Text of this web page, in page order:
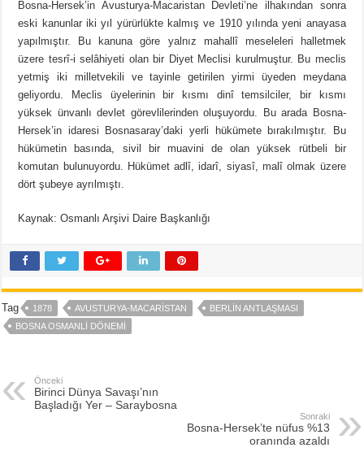
Bosna-Hersek’in Avusturya-Macaristan Devleti’ne ilhakından sonra
eski kanunlar iki yıl yürürlükte kalmış ve 1910 yılında yeni anayasa
yapılmıştır. Bu kanuna göre yalnız mahallî meseleleri halletmek
üzere tesrî-i selâhiyeti olan bir Diyet Meclisi kurulmuştur. Bu meclis
yetmiş iki milletvekili ve tayinle getirilen yirmi üyeden meydana
geliyordu. Meclis üyelerinin bir kısmı dinî temsilciler, bir kısmı
yüksek ünvanlı devlet görevlilerinden oluşuyordu. Bu arada Bosna-
Hersek’in idaresi Bosnasaray’daki yerli hükümete bırakılmıştır. Bu
hükümetin basında, sivil bir muavini de olan yüksek rütbeli bir
komutan bulunuyordu. Hükümet adlî, idarî, siyasî, malî olmak üzere
dört şubeye ayrılmıştı.
Kaynak: Osmanlı Arşivi Daire Başkanlığı
Tag 1878 AVUSTURYA-MACARISTAN
BERLIN ANTLAŞMASI
BOSNA OSMANLI DÖNEMI
Önceki
Birinci Dünya Savaşı’nın
Başladığı Yer – Saraybosna
Sonraki
Bosna-Hersek’te nüfus %13
oranında azaldı